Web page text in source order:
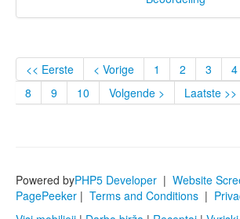
<< Eerste < Vorige 1 2 3 4
8
9 10 Volgende > Laatste >>
Powered byPHP5 Developer | Website
PagePeeker | Terms and Conditions |